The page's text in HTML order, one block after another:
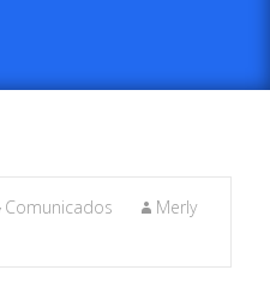
Comunicados
Merly